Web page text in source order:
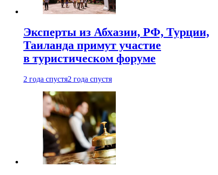
Эксперты из Абхазии, РФ, Турции,
Таиланда примут участие
в туристическом форуме
2 года спустя2 года спустя